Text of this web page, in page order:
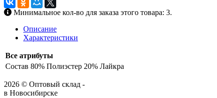
Минимальное кол-во для заказа этого товара: 3.
Описание
Характеристики
Все атрибуты
Состав 80% Полиэстер 20% Лайкра
2026 © Оптовый склад -
в Новосибирске